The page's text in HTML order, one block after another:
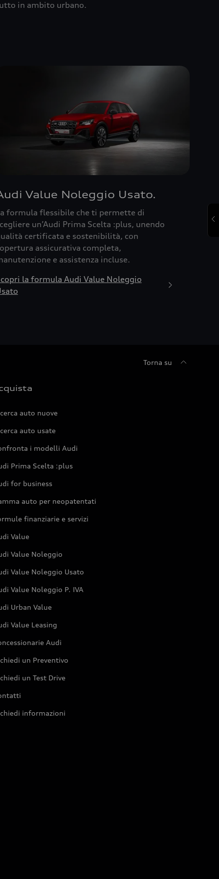
in ambito urbano.
Value Noleggio Usato.
formula flessibile che ti permette di
un’Audi Prima Scelta :plus, unendo
certificata e sostenibilità, con
assicurativa completa,
e assistenza incluse.
la formula Audi Value Noleggio
Torna su
auto nuove
auto usate
i modelli Audi
Prima Scelta :plus
for business
auto per neopatentati
finanziarie e servizi
Value
Value Noleggio
Value Noleggio Usato
Value Noleggio P. IVA
Urban Value
Value Leasing
Audi
un Preventivo
un Test Drive
informazioni